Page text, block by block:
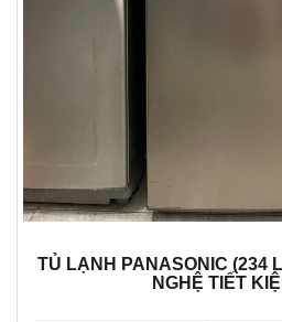
TỦ LẠNH PANASONIC (234
NGHỆ TIẾT